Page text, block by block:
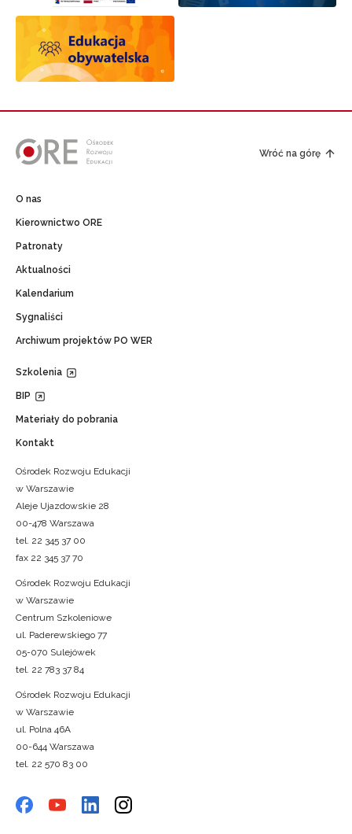
Wróć na górę
O nas
Kierownictwo ORE
Patronaty
Aktualności
Kalendarium
Sygnaliści
Archiwum projektów PO WER
Szkolenia
BIP
Materiały do pobrania
Kontakt
Ośrodek Rozwoju Edukacji
w Warszawie
Aleje Ujazdowskie 28
00-478 Warszawa
tel. 22 345 37 00
fax 22 345 37 70
Ośrodek Rozwoju Edukacji
w Warszawie
Centrum Szkoleniowe
ul. Paderewskiego 77
05-070 Sulejówek
tel. 22 783 37 84
Ośrodek Rozwoju Edukacji
w Warszawie
ul. Polna 46A
00-644 Warszawa
tel. 22 570 83 00